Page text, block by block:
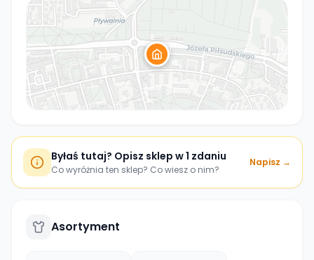
Byłaś tutaj? Opisz sklep w 1 zdaniu
Co wyróżnia ten sklep? Co wiesz o nim?
Napisz →
Asortyment